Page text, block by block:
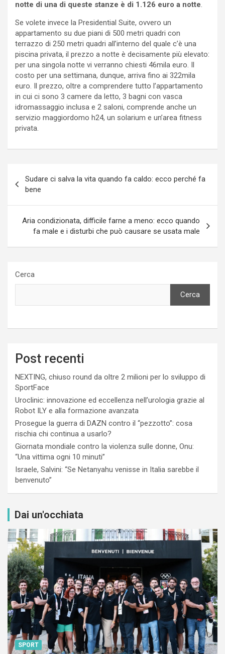
notte di una di queste stanze è di 1.126 euro a notte.
Se volete invece la Presidential Suite, ovvero un
appartamento su due piani di 500 metri quadri con
terrazzo di 250 metri quadri all’interno del quale c’è una
piscina privata, il prezzo a notte è decisamente più elevato:
per una singola notte vi verranno chiesti 46mila euro. Il
costo per una settimana, dunque, arriva fino ai 322mila
euro. Il prezzo, oltre a comprendere tutto l’appartamento
in cui ci sono 3 camere da letto, 3 bagni con vasca
idromassaggio inclusa e 2 saloni, comprende anche un
servizio maggiordomo h24, un solarium e un’area fitness
privata.
articoli
Sudare ci salva la vita quando fa caldo: ecco perché fa
bene
Aria condizionata, difficile farne a meno: ecco quando
fa male e i disturbi che può causare se usata male
Cerca
Cerca
Post recenti
NEXTING, chiuso round da oltre 2 milioni per lo sviluppo di
SportFace
Uroclinic: innovazione ed eccellenza nell’urologia grazie al
Robot ILY e alla formazione avanzata
Prosegue la guerra di DAZN contro il “pezzotto”: cosa
rischia chi continua a usarlo?
Giornata mondiale contro la violenza sulle donne, Onu:
“Una vittima ogni 10 minuti”
Israele, Salvini: “Se Netanyahu venisse in Italia sarebbe il
benvenuto”
Dai un'occhiata
SPORT